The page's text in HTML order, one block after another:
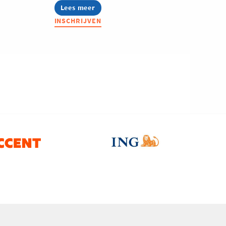
Lees meer
about
Lerend
Netwerk
INSCHRIJVEN